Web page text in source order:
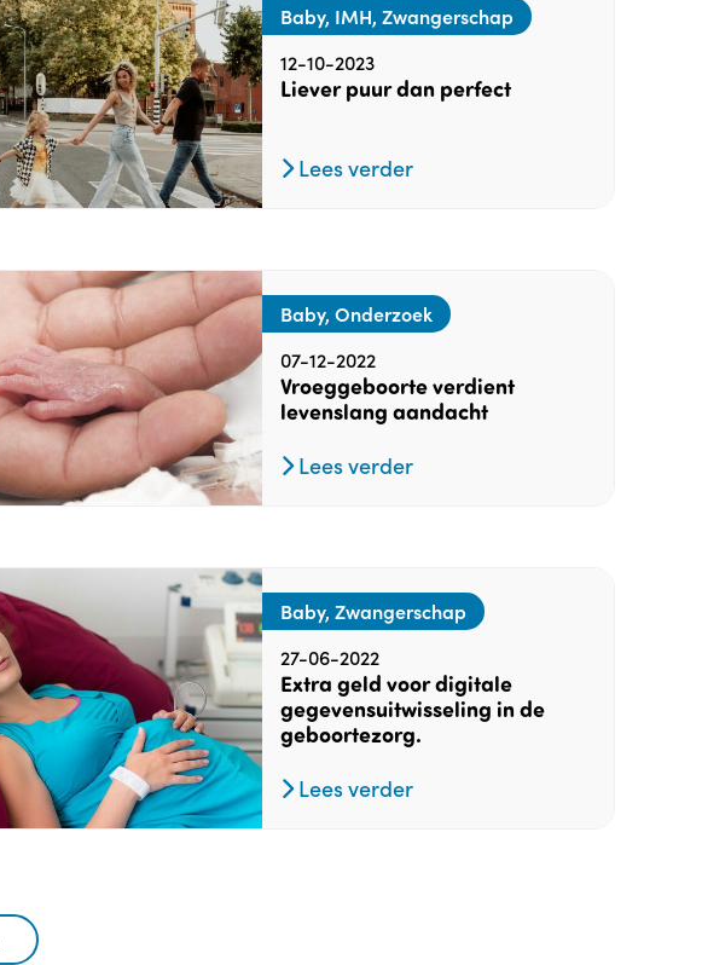
Baby, IMH, Zwangerschap
12-10-2023
Liever puur dan perfect
Lees verder
Baby, Onderzoek
07-12-2022
Vroeggeboorte verdient
levenslang aandacht
Lees verder
Baby, Zwangerschap
27-06-2022
Extra geld voor digitale
gegevensuitwisseling in de
geboortezorg.
Lees verder